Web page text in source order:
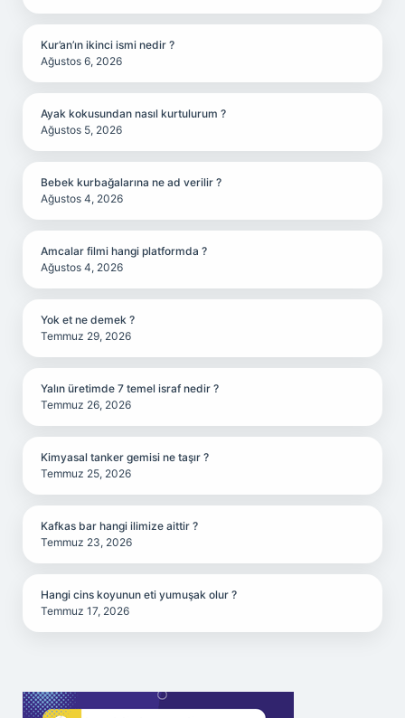
Kur’an’ın ikinci ismi nedir ?
Ağustos 6, 2026
Ayak kokusundan nasıl kurtulurum ?
Ağustos 5, 2026
Bebek kurbağalarına ne ad verilir ?
Ağustos 4, 2026
Amcalar filmi hangi platformda ?
Ağustos 4, 2026
Yok et ne demek ?
Temmuz 29, 2026
Yalın üretimde 7 temel israf nedir ?
Temmuz 26, 2026
Kimyasal tanker gemisi ne taşır ?
Temmuz 25, 2026
Kafkas bar hangi ilimize aittir ?
Temmuz 23, 2026
Hangi cins koyunun eti yumuşak olur ?
Temmuz 17, 2026